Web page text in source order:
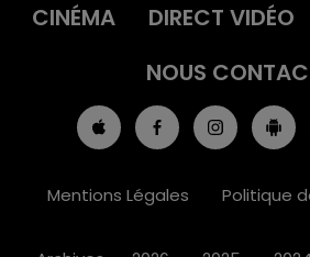
CINÉMA
DIRECT VIDÉO
NOUS
Mentions Légales Politique